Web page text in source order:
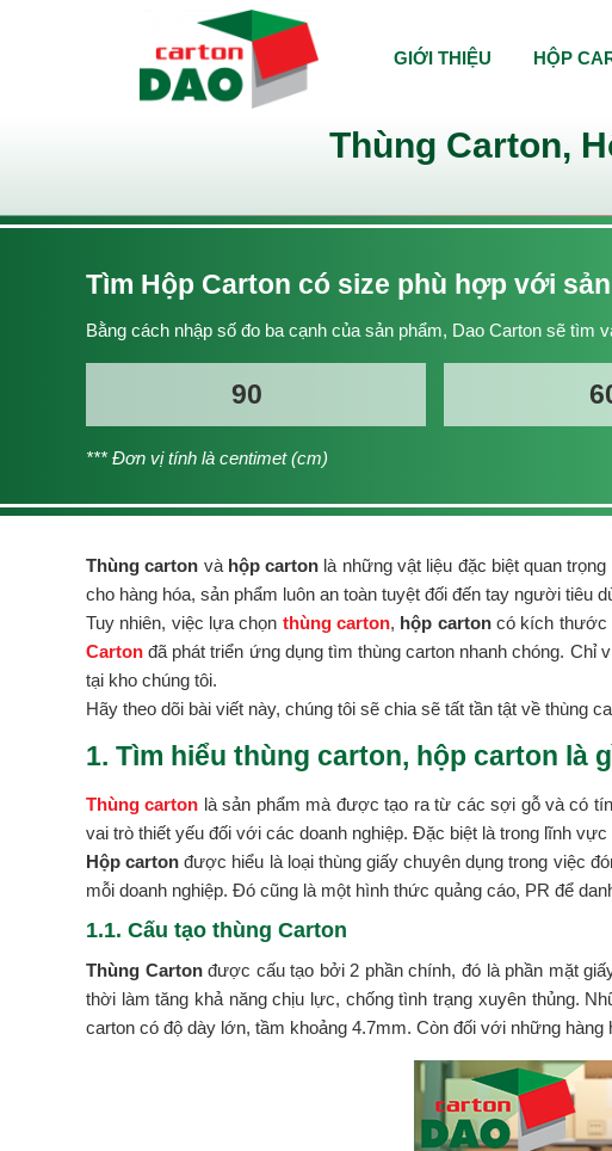
Thùng Carton,
Tìm Hộp Carton có size phù hợp với
Bằng cách nhập số đo ba cạnh của sản phẩm, Dao Carton sẽ tìm
*** Đơn vị tính là centimet (cm)
Thùng carton và hộp carton là những vật liệu đặc biệt quan
cho hàng hóa, sản phẩm luôn an toàn tuyệt đối đến tay người tiêu
Tuy nhiên, việc lựa chọn thùng carton, hộp cartoncó kích thước
Carton đã phát triển ứng dụng tìm thùng carton nhanh chóng. Chỉ
tại kho chúng tôi.
Hãy theo dõi bài viết này, chúng tôi sẽ chia sẽ tất tần tật về thùng
1. Tìm hiểu thùng carton, hộp carton là
Thùng carton là sản phẩm mà được tạo ra từ các sợi gỗ và có
vai trò thiết yếu đối với các doanh nghiệp. Đặc biệt là trong lĩnh
Hộp carton được hiểu là loại thùng giấy chuyên dụng trong việc
mỗi doanh nghiệp. Đó cũng là một hình thức quảng cáo, PR để
1.1. Cấu tạo thùng Carton
Thùng Cartonđược cấu tạo bởi 2 phần chính, đó là phần mặt
thời làm tăng khả năng chịu lực, chống tình trạng xuyên thủng.
carton có độ dày lớn, tầm khoảng 4.7mm. Còn đối với những
GIỚI THIỆU HỘP